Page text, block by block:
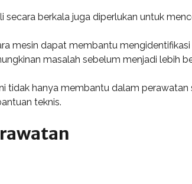
secara berkala juga diperlukan untuk
mesin dapat membantu
masalah sebelum menjadi lebih
tidak hanya membantu dalam
teknis.